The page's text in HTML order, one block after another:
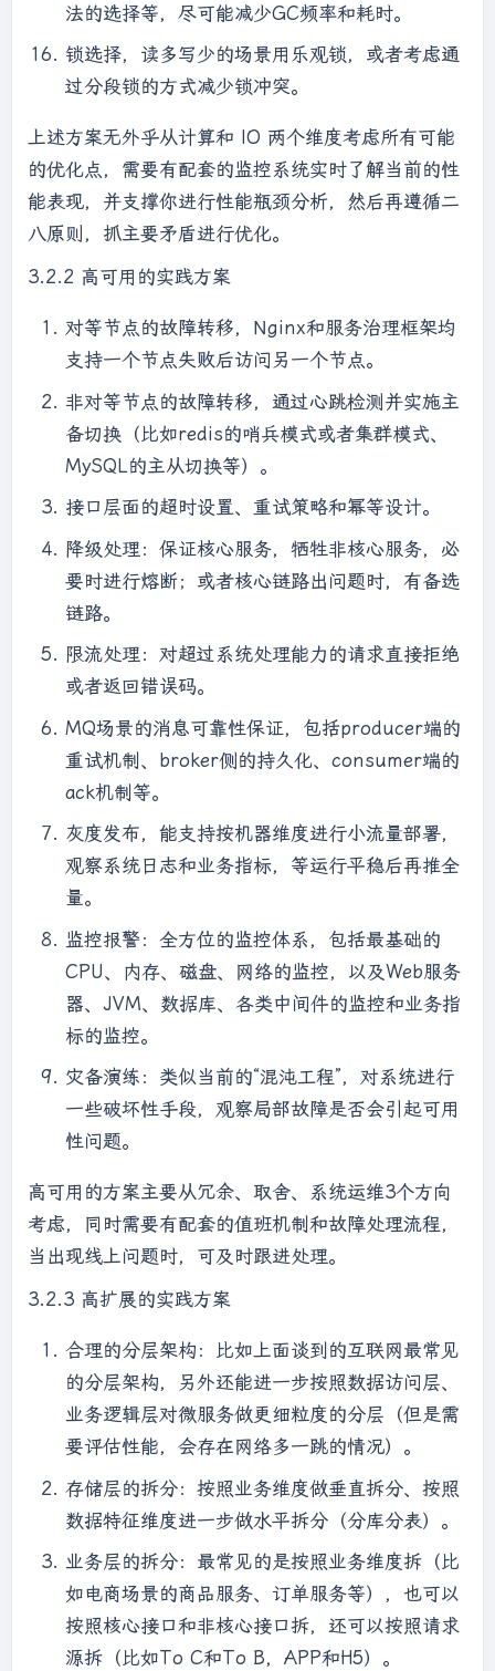
法的选择等，尽可能减少GC频率和耗时。
锁选择，读多写少的场景用乐观锁，或者考虑通
过分段锁的方式减少锁冲突。
上述方案无外乎从计算和 IO 两个维度考虑所有可能
的优化点，需要有配套的监控系统实时了解当前的性
能表现，并支撑你进行性能瓶颈分析，然后再遵循二
八原则，抓主要矛盾进行优化。
3.2.2 高可用的实践方案
对等节点的故障转移，Nginx和服务治理框架均
支持一个节点失败后访问另一个节点。
非对等节点的故障转移，通过心跳检测并实施主
备切换（比如redis的哨兵模式或者集群模式、
MySQL的主从切换等）。
接口层面的超时设置、重试策略和幂等设计。
降级处理：保证核心服务，牺牲非核心服务，必
要时进行熔断；或者核心链路出问题时，有备选
链路。
限流处理：对超过系统处理能力的请求直接拒绝
或者返回错误码。
MQ场景的消息可靠性保证，包括producer端的
重试机制、broker侧的持久化、consumer端的
ack机制等。
灰度发布，能支持按机器维度进行小流量部署，
观察系统日志和业务指标，等运行平稳后再推全
量。
监控报警：全方位的监控体系，包括最基础的
CPU、内存、磁盘、网络的监控，以及Web服务
器、JVM、数据库、各类中间件的监控和业务指
标的监控。
灾备演练：类似当前的“混沌工程”，对系统进行
一些破坏性手段，观察局部故障是否会引起可用
性问题。
高可用的方案主要从冗余、取舍、系统运维3个方向
考虑，同时需要有配套的值班机制和故障处理流程，
当出现线上问题时，可及时跟进处理。
3.2.3 高扩展的实践方案
合理的分层架构：比如上面谈到的互联网最常见
的分层架构，另外还能进一步按照数据访问层、
业务逻辑层对微服务做更细粒度的分层（但是需
要评估性能，会存在网络多一跳的情况）。
存储层的拆分：按照业务维度做垂直拆分、按照
数据特征维度进一步做水平拆分（分库分表）。
业务层的拆分：最常见的是按照业务维度拆（比
如电商场景的商品服务、订单服务等），也可以
按照核心接口和非核心接口拆，还可以按照请求
源拆（比如To C和To B，APP和H5）。